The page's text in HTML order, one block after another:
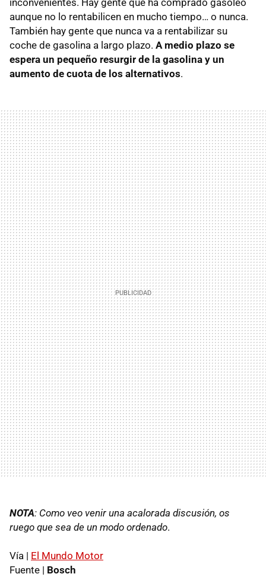
inconvenientes. Hay gente que ha comprado gasóleo
aunque no lo rentabilicen en mucho tiempo… o nunca.
También hay gente que nunca va a rentabilizar su
coche de gasolina a largo plazo. A medio plazo se
espera un pequeño resurgir de la gasolina y un
aumento de cuota de los alternativos.
NOTA: Como veo venir una acalorada discusión, os
ruego que sea de un modo ordenado.
Vía | El Mundo Motor
Fuente | Bosch